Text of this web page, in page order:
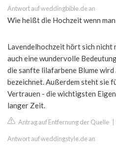
Antwort auf weddingbible.de an
Wie heißt die Hochzeit wenn
Lavendelhochzeit hört sich nicht
auch eine wundervolle
die sanfte lilafarbene Blume wird
bezeichnet. Außerdem steht sie
Vertrauen - die wichtigsten
langer Zeit.
Antrag auf Entfernung der Quelle
Antwort auf weddingstyle.de an